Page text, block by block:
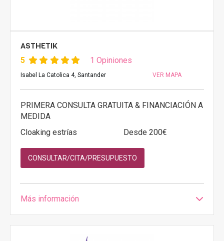
ASTHETIK
5 1 Opiniones
Isabel La Catolica 4, Santander VER MAPA
PRIMERA CONSULTA GRATUITA & FINANCIACIÓN A
MEDIDA
Cloaking estrías
Desde 200€
CONSULTAR/CITA/PRESUPUESTO
Más información